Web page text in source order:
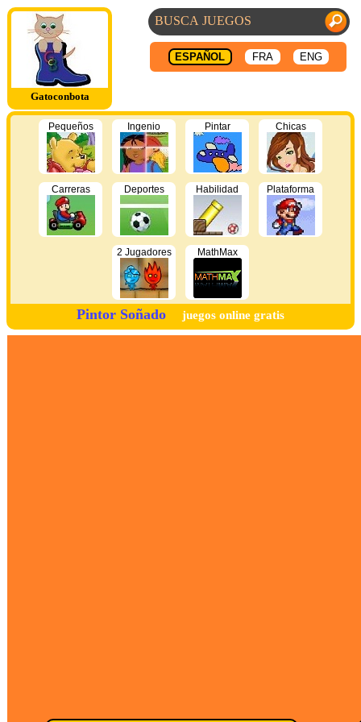
Gatoconbota
ESPAÑOL FRA ENG
Pequeños Ingenio Pintar Chicas
Carreras Deportes Habilidad Plataforma
2 Jugadores MathMax
Pintor Soñado juegos online gratis